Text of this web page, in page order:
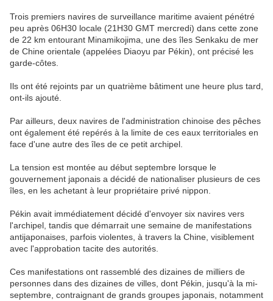
Trois premiers navires de surveillance maritime avaient pénétré
peu après 06H30 locale (21H30 GMT mercredi) dans cette zone
de 22 km entourant Minamikojima, une des îles Senkaku de mer
de Chine orientale (appelées Diaoyu par Pékin), ont précisé les
garde-côtes.
Ils ont été rejoints par un quatrième bâtiment une heure plus tard,
ont-ils ajouté.
Par ailleurs, deux navires de l'administration chinoise des pêches
ont également été repérés à la limite de ces eaux territoriales en
face d'une autre des îles de ce petit archipel.
La tension est montée au début septembre lorsque le
gouvernement japonais a décidé de nationaliser plusieurs de ces
îles, en les achetant à leur propriétaire privé nippon.
Pékin avait immédiatement décidé d'envoyer six navires vers
l'archipel, tandis que démarrait une semaine de manifestations
antijaponaises, parfois violentes, à travers la Chine, visiblement
avec l'approbation tacite des autorités.
Ces manifestations ont rassemblé des dizaines de milliers de
personnes dans des dizaines de villes, dont Pékin, jusqu'à la mi-
septembre, contraignant de grands groupes japonais, notamment